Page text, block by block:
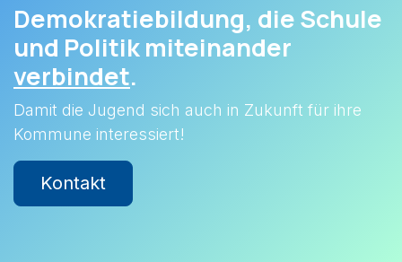
Demokratiebildung, die Schule
und Politik miteinander
verbindet.
Damit die Jugend sich auch in Zukunft für ihre
Kommune interessiert!
Kontakt